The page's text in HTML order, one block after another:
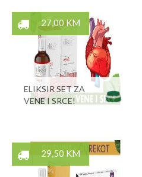
27,00 KM
ELIKSIR SET ZA
VENE I SRCE!
29,50 KM